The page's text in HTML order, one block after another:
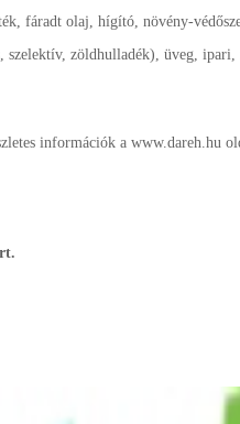
fáradt olaj, hígító, növény-
zöldhulladék), üveg, ipari,
információk a www.dareh.hu